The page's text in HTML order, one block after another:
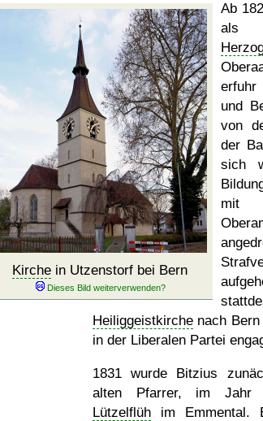
Kirche in Utzenstorf bei Bern
Ab
als
und
von
der
sich
mit
Heiliggeistkirche nach
in der Liberalen Partei
1831 wurde Bitzius
alten Pfarrer, im Jahr
Lützelflüh im Emmental.